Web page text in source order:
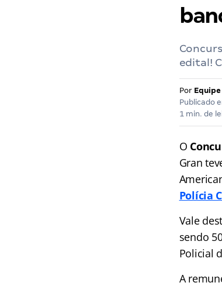
edital!
Por
Publicado
1 min. de
O
Gran
Polícia
Vale
sendo
Policial
A